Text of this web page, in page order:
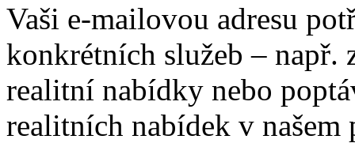
Vaši e-mailovou adresu
konkrétních služeb – např.
realitní nabídky nebo
realitních nabídek v